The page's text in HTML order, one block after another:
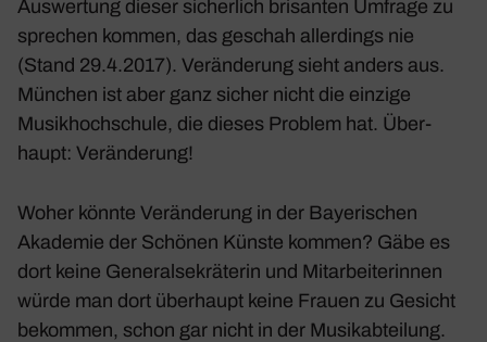
Auswer­tung dieser sicher­lich brisanten Umfrage zu
spre­chen kommen, das geschah aller­dings nie
(Stand 29.4.2017). Verän­de­rung sieht anders aus.
München ist aber ganz sicher nicht die einzige
Musik­hoch­schule, die dieses Problem hat. Über­
haupt: Verän­de­rung!
Woher könnte Verän­de­rung in der Baye­ri­schen
Akademie der Schönen Künste kommen? Gäbe es
dort keine Gene­ral­se­k­rä­terin und Mitar­bei­te­rinnen
würde man dort über­haupt keine Frauen zu Gesicht
bekommen, schon gar nicht in der Musik­ab­tei­lung.